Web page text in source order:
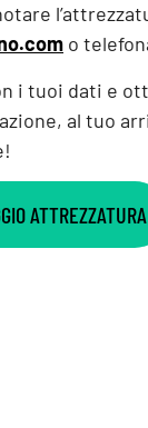
o
i tuoi dati e
al tuo
ATTREZZATURA